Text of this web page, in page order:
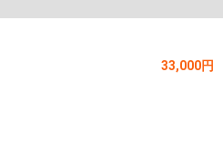
33,000円